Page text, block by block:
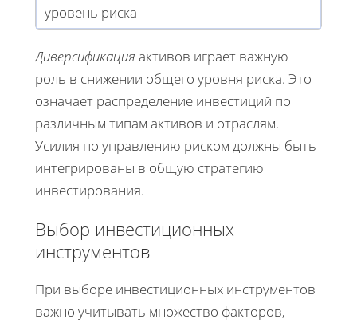
уровень риска
Диверсификация активов играет важную
роль в снижении общего уровня риска. Это
означает распределение инвестиций по
различным типам активов и отраслям.
Усилия по управлению риском должны быть
интегрированы в общую стратегию
инвестирования.
Выбор инвестиционных
инструментов
При выборе инвестиционных инструментов
важно учитывать множество факторов,